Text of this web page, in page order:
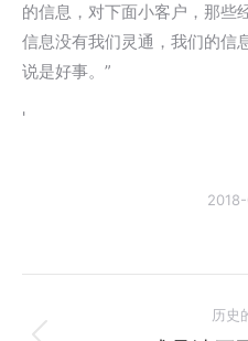
的信息，对下面小客户，那些
信息没有我们灵通，我们的信
说是好事。”
'
历史